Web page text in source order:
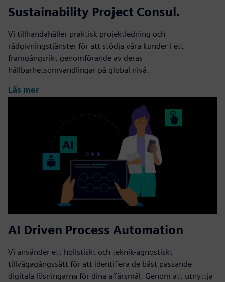
Sustainability Project Consul.
Vi tillhandahåller praktisk projektledning och
rådgivningstjänster för att stödja våra kunder i ett
framgångsrikt genomförande av deras
hållbarhetsomvandlingar på global nivå.
Läs mer
AI Driven Process Automation
Vi använder ett holistiskt och teknik-agnostiskt
tillvägagångssätt för att identifiera de bäst passande
digitala lösningarna för dina affärsmål. Genom att utnyttja